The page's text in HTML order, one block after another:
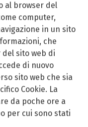
al browser del
computer,
in un sito
che
sito web di
di nuovo
sito web che sia
Cookie. La
da poche ore a
per cui sono stati